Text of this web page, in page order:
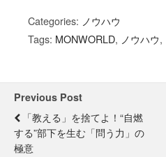
Categories: ノウハウ
Tags: MONWORLD, ノウハウ,
Previous Post
「教える」を捨てよ！“自燃
する”部下を生む「問う力」の
極意